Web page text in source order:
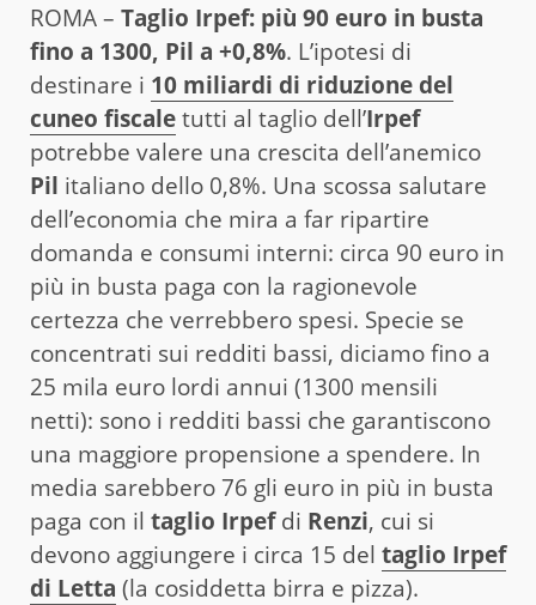
ROMA – Taglio Irpef: più 90 euro in busta
fino a 1300, Pil a +0,8%. L’ipotesi di
destinare i 10 miliardi di riduzione del
cuneo fiscaletutti al taglio dell’Irpef
potrebbe valere una crescita dell’anemico
Pil italiano dello 0,8%. Una scossa salutare
dell’economia che mira a far ripartire
domanda e consumi interni: circa 90 euro in
più in busta paga con la ragionevole
certezza che verrebbero spesi. Specie se
concentrati sui redditi bassi, diciamo fino a
25 mila euro lordi annui (1300 mensili
netti): sono i redditi bassi che garantiscono
una maggiore propensione a spendere. In
media sarebbero 76 gli euro in più in busta
paga con il taglio Irpefdi Renzi, cui si
devono aggiungere i circa 15 del taglio Irpef
di Letta (la cosiddetta birra e pizza).